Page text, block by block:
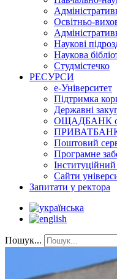
Освітньо-
Наукові
Наукова
Студмістечко
РЕСУРСИ
е-Університет
Підтримка
Державні
ОЩАДБАНК
ПРИВАТБАНК
Поштовий
Програмне
Сайти
Запитати у ректора
Пошук...